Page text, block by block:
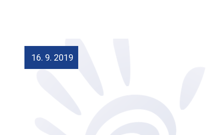
16. 9. 2019